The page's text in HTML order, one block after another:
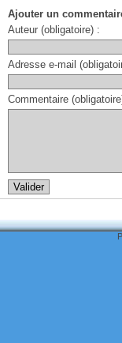
Ajouter un
Auteur (obligatoire) :
Adresse e-mail
Commentaire